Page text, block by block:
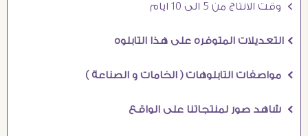
Ö وقت الانتاج من 5 الى 10 ايام
Ö التعديلات المتوفره على هذا التابلوه
Ö مواصفات التابلوهات ( الخامات و الصناعة )
Ö شاهد صور لمنتجاتنا على الواقع